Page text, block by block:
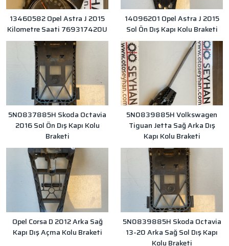
13460582 Opel Astra J 2015
Kilometre Saati 769317420U
14096201 Opel Astra J 2015
Sol Ön Dış Kapı Kolu Braketi
5N0837885H Skoda Octavia
2016 Sol Ön Dış Kapı Kolu
Braketi
5N0839885H Volkswagen
Tiguan Jetta Sağ Arka Dış
Kapı Kolu Braketi
Opel Corsa D 2012 Arka Sağ
Kapı Dış Açma Kolu Braketi
5N0839885H Skoda Octavia
13-20 Arka Sağ Sol Dış Kapı
Kolu Braketi